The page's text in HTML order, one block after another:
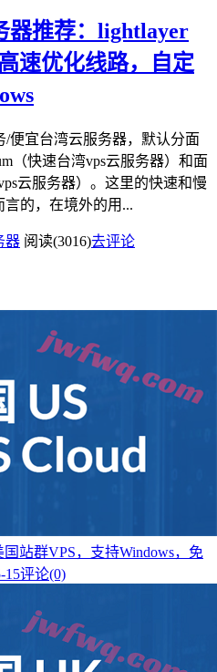
器推荐：lightlayer
速优化线路，自定
/便宜台湾云服务器，默认分面
（快速台湾vps云服务器）和面
云服务器）。这里的快速和慢
的，在境外的用...
器 阅读(3016)去评论
国站群VPS，支持Windows，免
15评论(0)